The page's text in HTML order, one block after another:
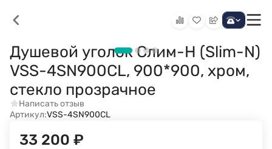
Душевой уголок Слим-Н (Slim-N)
VSS-4SN900CL, 900*900, хром,
стекло прозрачное
Написать отзыв
Артикул:VSS-4SN900CL
33 200 ₽